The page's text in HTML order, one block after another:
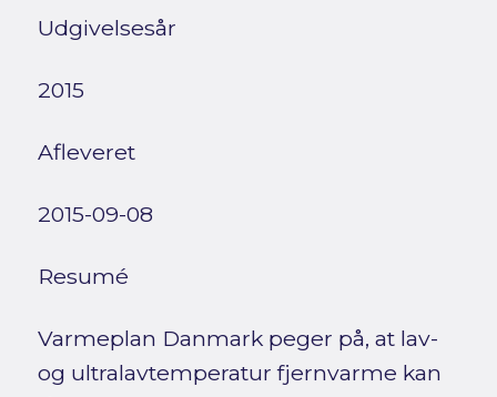
Udgivelsesår
2015
Afleveret
2015-09-08
Resumé
Varmeplan Danmark peger på, at lav-
og ultralavtemperatur fjernvarme kan